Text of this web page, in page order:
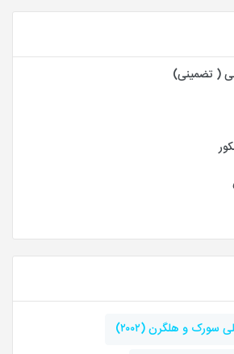
( تضمینی)
و هلگرن (۲۰۰۲)